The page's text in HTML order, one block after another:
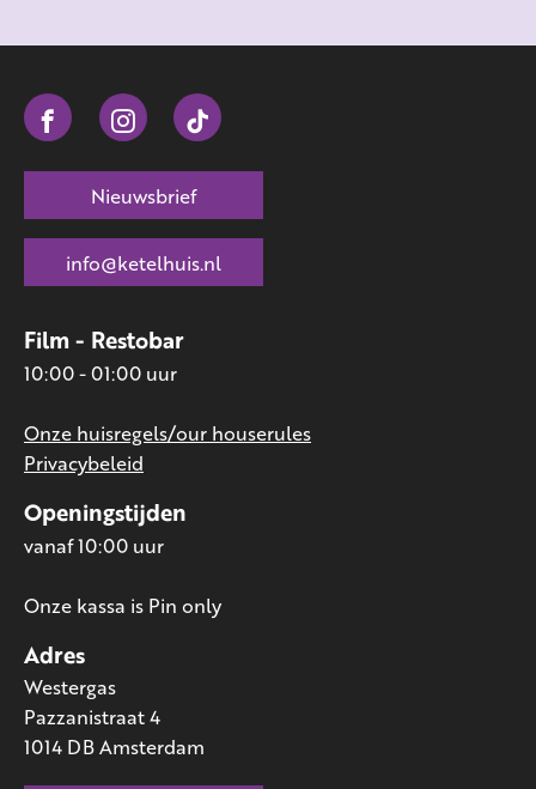
Adres
Westergas
Pazzanistraat 4
1014 DB Amsterdam
Openingstijden
vanaf 10:00 uur
Onze kassa is Pin only
Film - Restobar
10:00 - 01:00 uur
Onze huisregels/our houserules
Privacybeleid
Nieuwsbrief
info@ketelhuis.nl